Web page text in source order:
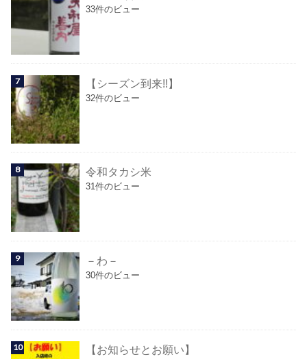
33件のビュー
【シーズン到来!!】
32件のビュー
令和タカシ米
31件のビュー
－わ－
30件のビュー
【お知らせとお願い】